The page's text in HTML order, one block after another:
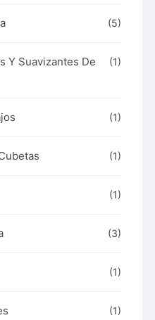
(5)
Y Suavizantes De
(1)
(1)
(1)
(1)
(3)
(1)
(1)